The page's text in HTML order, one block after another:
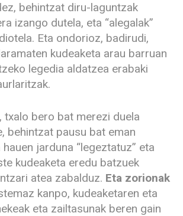
behintzat diru-laguntzak
izango dutela, eta “alegalak”
Eta ondorioz, badirudi,
kudeaketa arau barruan
legedia aldatzea erabaki
txalo bero bat merezi duela
behintzat pausu bat eman
jarduna “legeztatuz” eta
kudeaketa eredu batzuek
atea zabalduz. Eta zorionak
kanpo, kudeaketaren eta
eta zailtasunak beren gain